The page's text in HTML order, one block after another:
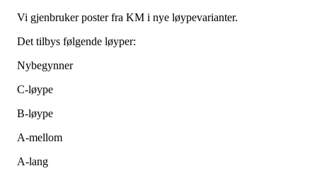
Vi gjenbruker poster fra KM i nye løypevarianter.
Det tilbys følgende løyper:
Nybegynner
C-løype
B-løype
A-mellom
A-lang